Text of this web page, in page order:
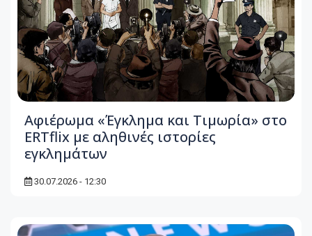
Αφιέρωμα «Έγκλημα και Τιμωρία» στο
ERTflix με αληθινές ιστορίες
εγκλημάτων
30.07.2026 - 12:30